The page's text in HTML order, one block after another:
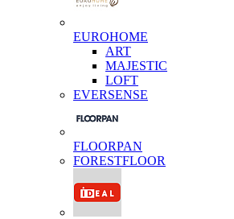
EUROHOME
ART
MAJESTIC
LOFT
EVERSENSE
FLOORPAN
FORESTFLOOR